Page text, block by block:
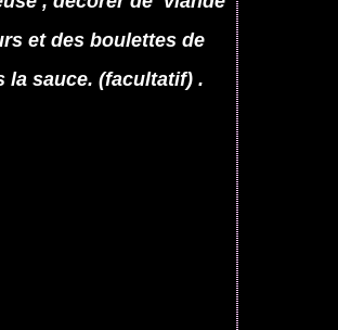
et des boulettes de
la sauce. (facultatif) .